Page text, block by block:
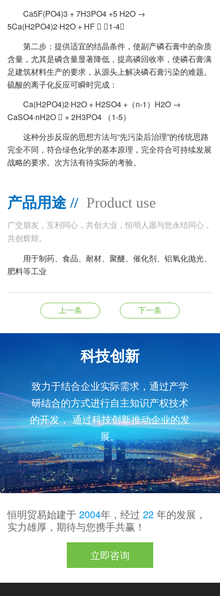
Ca5F(PO4)3 + 7H3PO4 +5 H2O →
5Ca(H2PO4)2·H2O + HF  （1-4）
第二步：提供适宜的结晶条件，使副产磷石膏中的杂质
含量，尤其是磷含量显著降低，提高磷回收率，使磷石膏满
足建筑材料生产的要求，从源头上解决磷石膏污染的难题。
硫酸的离子化反应可瞬时完成：
Ca(H2PO4)2·H2O + H2SO4 +（n-1）H2O →
CaSO4·nH2O  + 2H3PO4 （1-5）
这种分步反应的思想方法与“先污染后治理”的传统思路
完全不同，符合绿色化学的基本原理，完全符合可持续发展
战略的要求。次方法有待实际的考验。
产品用途 // Product use
广交朋友，互利同心，共创大业，恒明人愿与您永结同心，
共创辉煌。
用于制药、食品、耐材、聚醚、催化剂、铝氧化抛光、
肥料等工业
上一条 下一条
科技创新
致力于结合企业实际需求，通过产学
研结合的方式进行自主知识产权技术
的开发， 通过科技创新推动企业的发
展。
恒明贸易始建于 2004年，经过 22 年的发展，
实力雄厚，期待与您携手共赢！
立即咨询